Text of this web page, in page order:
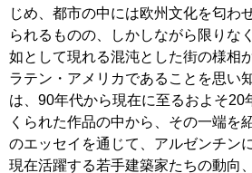
じめ、都市の中には欧州文化を匂わ
られるものの、しかしながら限りな
如として現れる混沌とした街の様相
ラテン・アメリカであることを思い
は、90年代から現在に至るおよそ20
くられた作品の中から、その一端を
のエッセイを通じて、アルゼンチン
現在活躍する若手建築家たちの動向